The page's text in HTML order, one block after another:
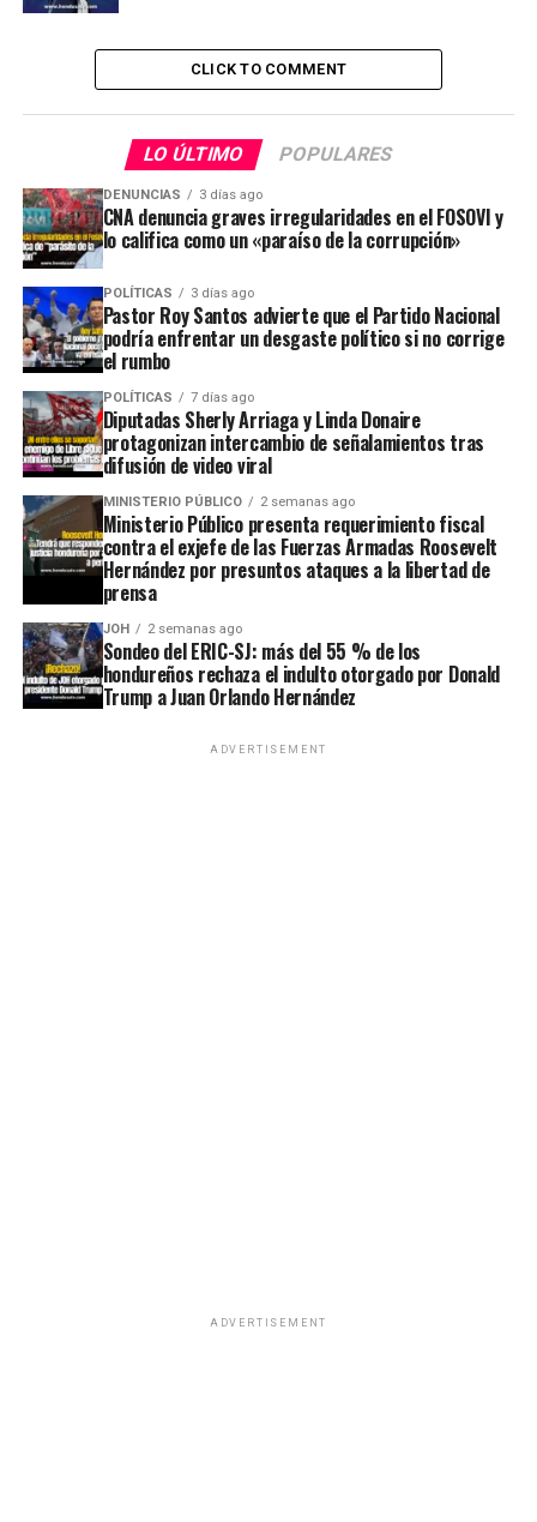
CLICK TO COMMENT
LO ÚLTIMO POPULARES
DENUNCIAS 3 días ago
CNA denuncia graves irregularidades en el FOSOVI y
lo califica como un «paraíso de la corrupción»
POLÍTICAS 3 días ago
Pastor Roy Santos advierte que el Partido Nacional
podría enfrentar un desgaste político si no corrige
el rumbo
POLÍTICAS 7 días ago
Diputadas Sherly Arriaga y Linda Donaire
protagonizan intercambio de señalamientos tras
difusión de video viral
MINISTERIO PÚBLICO 2 semanas ago
Ministerio Público presenta requerimiento fiscal
contra el exjefe de las Fuerzas Armadas Roosevelt
Hernández por presuntos ataques a la libertad de
prensa
JOH 2 semanas ago
Sondeo del ERIC-SJ: más del 55 % de los
hondureños rechaza el indulto otorgado por Donald
Trump a Juan Orlando Hernández
ADVERTISEMENT
ADVERTISEMENT